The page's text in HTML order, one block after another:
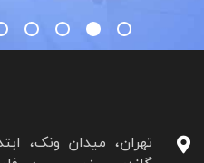
تهران، میدان ونک،